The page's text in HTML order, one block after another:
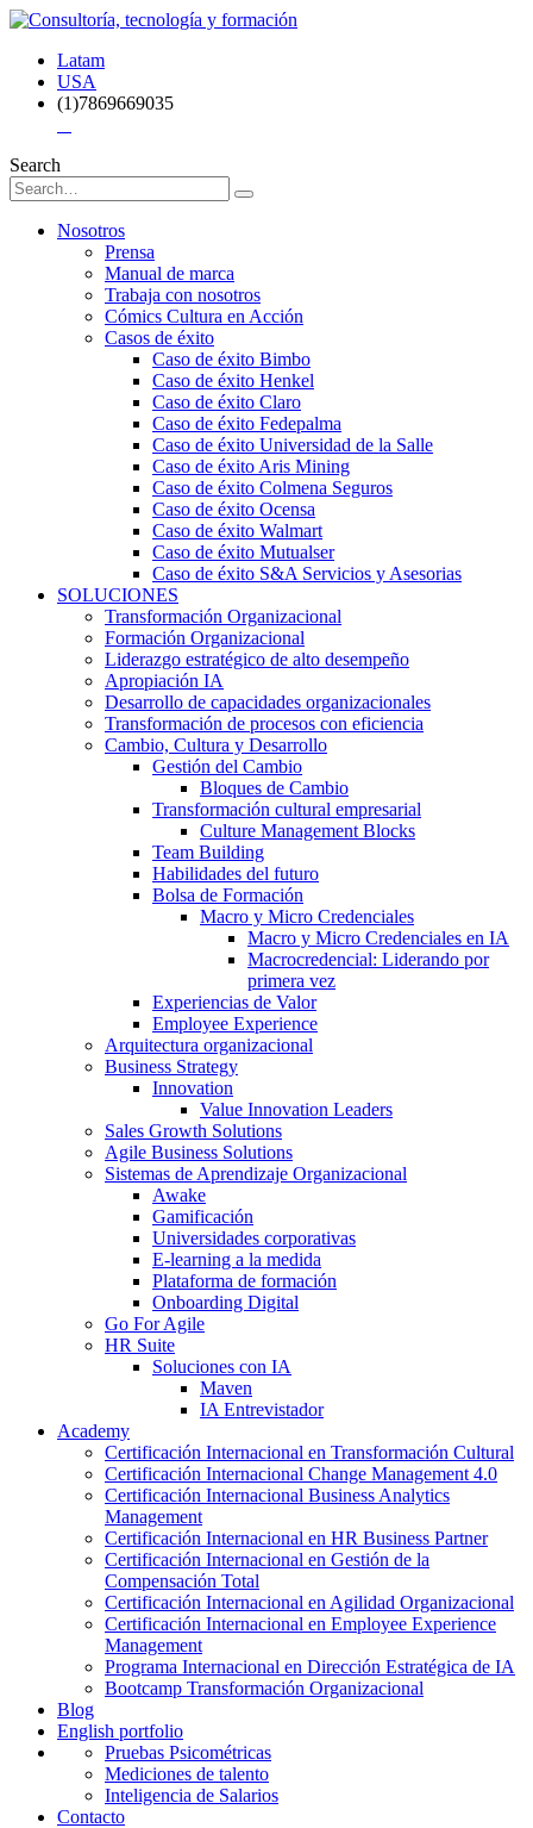
Latam
USA
(1)7869669035
Search
Nosotros
Prensa
Manual de marca
Trabaja con nosotros
Cómics Cultura en Acción
Casos de éxito
Caso de éxito Bimbo
Caso de éxito Henkel
Caso de éxito Claro
Caso de éxito Fedepalma
Caso de éxito Universidad de la Salle
Caso de éxito Aris Mining
Caso de éxito Colmena Seguros
Caso de éxito Ocensa
Caso de éxito Walmart
Caso de éxito Mutualser
Caso de éxito S&A Servicios y Asesorias
SOLUCIONES
Transformación Organizacional
Formación Organizacional
Liderazgo estratégico de alto desempeño
Apropiación IA
Desarrollo de capacidades organizacionales
Transformación de procesos con eficiencia
Cambio, Cultura y Desarrollo
Gestión del Cambio
Bloques de Cambio
Transformación cultural empresarial
Culture Management Blocks
Team Building
Habilidades del futuro
Bolsa de Formación
Macro y Micro Credenciales
Macro y Micro Credenciales en IA
Macrocredencial: Liderando por
primera vez
Experiencias de Valor
Employee Experience
Arquitectura organizacional
Business Strategy
Innovation
Value Innovation Leaders
Sales Growth Solutions
Agile Business Solutions
Sistemas de Aprendizaje Organizacional
Awake
Gamificación
Universidades corporativas
E-learning a la medida
Plataforma de formación
Onboarding Digital
Go For Agile
HR Suite
Soluciones con IA
Maven
IA Entrevistador
Academy
Certificación Internacional en Transformación Cultural
Certificación Internacional Change Management 4.0
Certificación Internacional Business Analytics
Management
Certificación Internacional en HR Business Partner
Certificación Internacional en Gestión de la
Compensación Total
Certificación Internacional en Agilidad Organizacional
Certificación Internacional en Employee Experience
Management
Programa Internacional en Dirección Estratégica de IA
Bootcamp Transformación Organizacional
Blog
English portfolio
Pruebas Psicométricas
Mediciones de talento
Inteligencia de Salarios
Contacto